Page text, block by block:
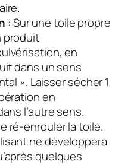
: Sur une toile propre
produit
en
dans un sens
». Laisser sécher 1
en
l’autre sens.
ré-enrouler la toile.
ne développera
quelques